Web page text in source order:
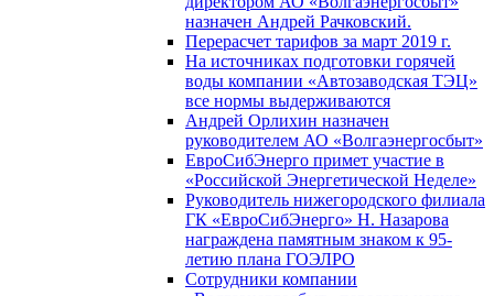
назначен Андрей Рачковский.
Перерасчет тарифов за март 2019 г.
На источниках подготовки горячей
воды компании «Автозаводская ТЭЦ»
все нормы выдерживаются
Андрей Орлихин назначен
руководителем АО «Волгаэнергосбыт»
ЕвроСибЭнерго примет участие в
«Российской Энергетической Неделе»
Руководитель нижегородского филиала
ГК «ЕвроСибЭнерго» Н. Назарова
награждена памятным знаком к 95-
летию плана ГОЭЛРО
Сотрудники компании